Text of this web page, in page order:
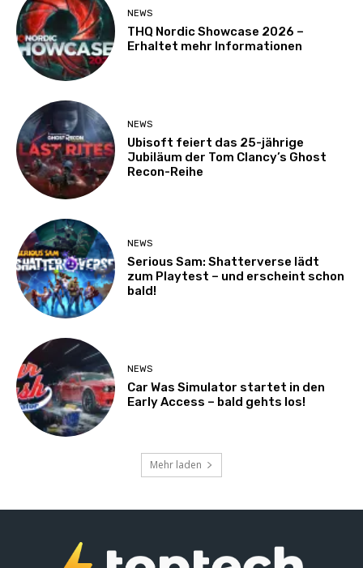
NEWS
THQ Nordic Showcase 2026 –
Erhaltet mehr Informationen
NEWS
Ubisoft feiert das 25-jährige
Jubiläum der Tom Clancy’s Ghost
Recon-Reihe
NEWS
Serious Sam: Shatterverse lädt
zum Playtest – und erscheint schon
bald!
NEWS
Car Was Simulator startet in den
Early Access – bald gehts los!
Mehr laden